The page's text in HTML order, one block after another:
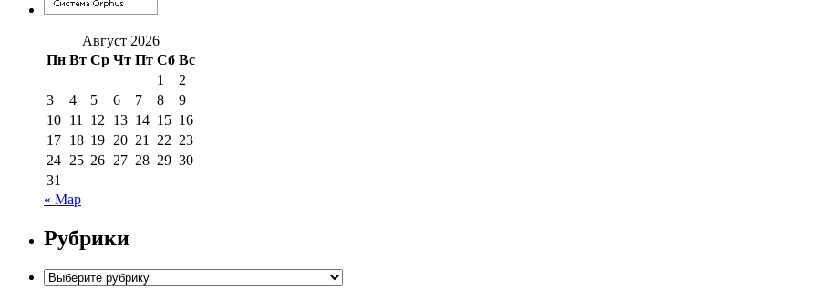
Август 2026
Пн Вт Ср Чт Пт Сб Вс
1
2
3
4 5 6 7 8
9
10 11 12 13 14 15 16
17 18 19 20 21 22 23
24 25 26 27 28 29 30
31
« Мар
Рубрики
Рубрики